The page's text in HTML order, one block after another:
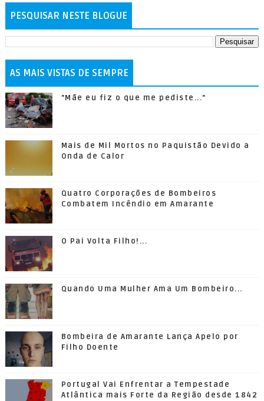
PESQUISAR NESTE BLOGUE
AS MAIS VISTAS DE SEMPRE
"Mãe eu fiz o que me pediste..."
Mais de Mil Mortos no Paquistão Devido a
Onda de Calor
Quatro Corporações de Bombeiros
Combatem Incêndio em Amarante
O Pai Volta Filho!...
Quando Uma Mulher Ama Um Bombeiro...
Bombeira de Amarante Lança Apelo por
Filho Doente
Portugal Vai Enfrentar a Tempestade
Atlântica mais Forte da Região desde 1842